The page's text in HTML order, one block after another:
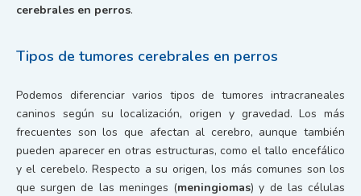
cerebrales en perros.
Tipos de tumores cerebrales en perros
Podemos diferenciar varios tipos de tumores intracraneales
caninos según su localización, origen y gravedad. Los más
frecuentes son los que afectan al cerebro, aunque también
pueden aparecer en otras estructuras, como el tallo encefálico
y el cerebelo. Respecto a su origen, los más comunes son los
que surgen de las meninges (meningiomas) y de las células